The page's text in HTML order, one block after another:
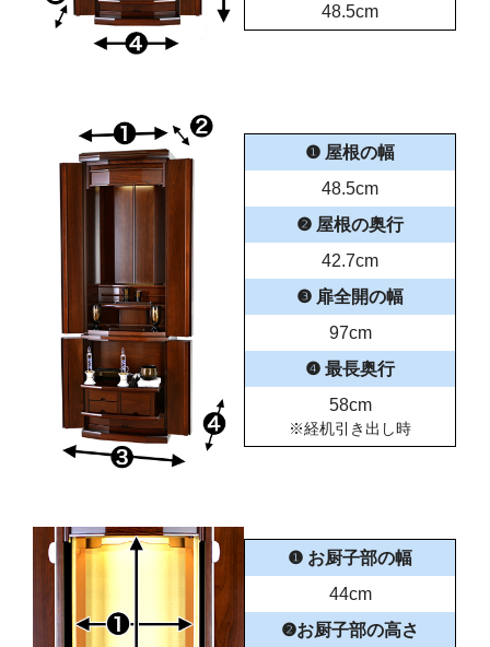
48.5cm
❶ 屋根の幅
48.5cm
❷ 屋根の奥行
42.7cm
❸ 扉全開の幅
97cm
❹ 最長奥行
58cm
※経机引き出し時
❶ お厨子部の幅
44cm
❷お厨子部の高さ